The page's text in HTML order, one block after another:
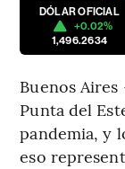
DÓLAR OFICIAL
+0.02%
1,496.2634
Buenos
Punta del
pandemia, y
eso